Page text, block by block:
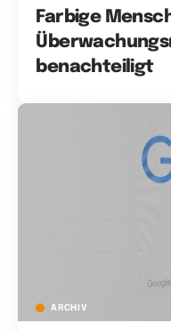
Farbige
benachteiligt
ARCHIV